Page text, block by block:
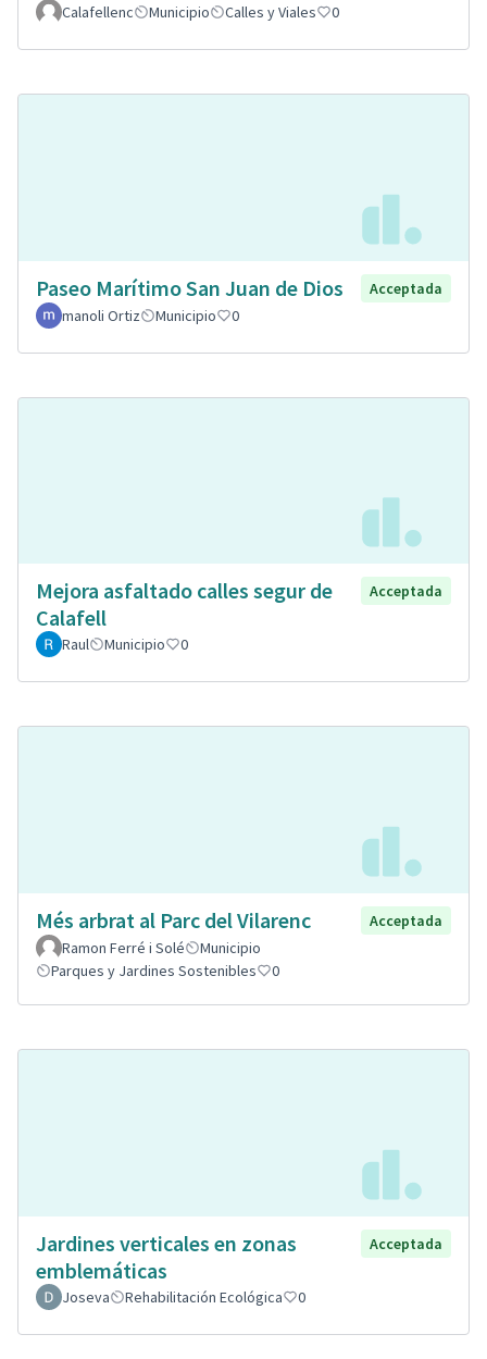
Calafellenc Municipio Calles y Viales 0
Paseo Marítimo San Juan de Dios
Acceptada
manoli Ortiz
Municipio 0
Mejora asfaltado calles segur de
Calafell
Acceptada
Raul Municipio 0
Més arbrat al Parc del Vilarenc
Acceptada
Ramon Ferré i Solé
Municipio
Parques y Jardines Sostenibles
0
Jardines verticales en zonas
emblemáticas
Acceptada
Joseva Rehabilitación Ecológica 0